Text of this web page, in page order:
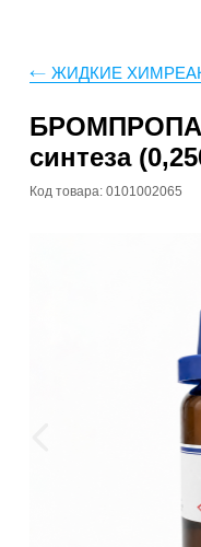
ЖИДКИЕ
синтеза
Код товара: 0101002065